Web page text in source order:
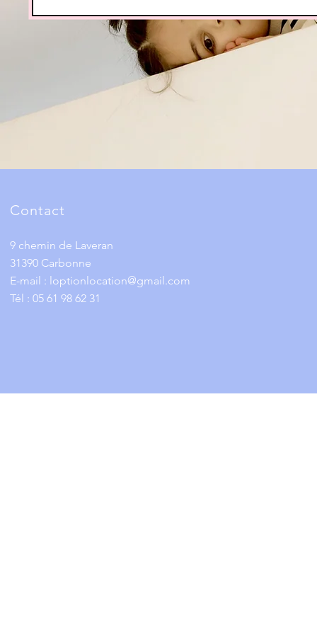
Contact
9 chemin de Laveran
31390 Carbonne
E-mail : loptionlocation@gmail.com
Tél : 05 61 98 62 31